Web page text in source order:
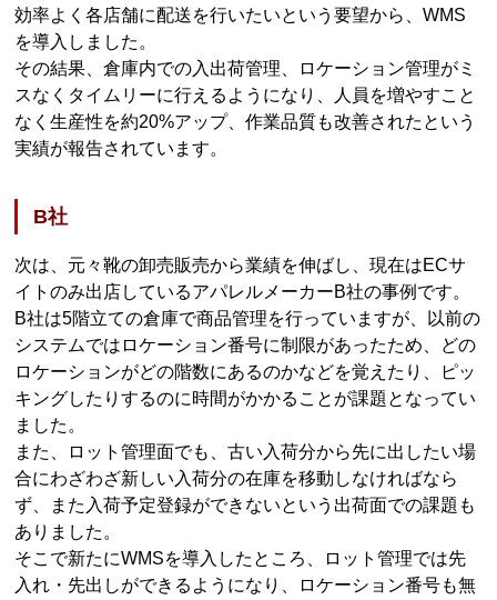
効率よく各店舗に配送を行いたいという要望から、WMS
を導入しました。
その結果、倉庫内での入出荷管理、ロケーション管理がミ
スなくタイムリーに行えるようになり、人員を増やすこと
なく生産性を約20%アップ、作業品質も改善されたという
実績が報告されています。
B社
次は、元々靴の卸売販売から業績を伸ばし、現在はECサ
イトのみ出店しているアパレルメーカーB社の事例です。
B社は5階立ての倉庫で商品管理を行っていますが、以前の
システムではロケーション番号に制限があったため、どの
ロケーションがどの階数にあるのかなどを覚えたり、ピッ
キングしたりするのに時間がかかることが課題となってい
ました。
また、ロット管理面でも、古い入荷分から先に出したい場
合にわざわざ新しい入荷分の在庫を移動しなければなら
ず、また入荷予定登録ができないという出荷面での課題も
ありました。
そこで新たにWMSを導入したところ、ロット管理では先
入れ・先出しができるようになり、ロケーション番号も無